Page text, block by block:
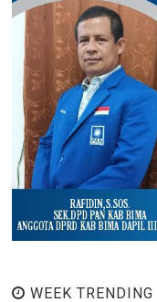
WEEK TRENDING